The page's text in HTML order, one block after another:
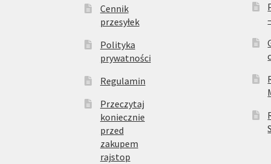
Cennik
przesyłek
Polityka
prywatności
Regulamin
Przeczytaj
koniecznie
przed
zakupem
rajstop